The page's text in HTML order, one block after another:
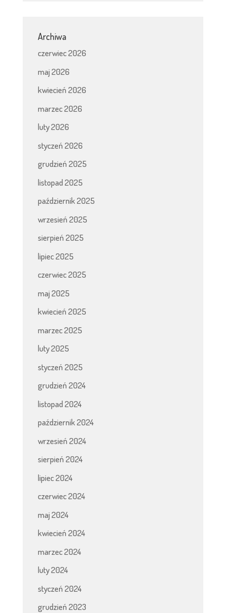
Archiwa
czerwiec 2026
maj 2026
kwiecień 2026
marzec 2026
luty 2026
styczeń 2026
grudzień 2025
listopad 2025
październik 2025
wrzesień 2025
sierpień 2025
lipiec 2025
czerwiec 2025
maj 2025
kwiecień 2025
marzec 2025
luty 2025
styczeń 2025
grudzień 2024
listopad 2024
październik 2024
wrzesień 2024
sierpień 2024
lipiec 2024
czerwiec 2024
maj 2024
kwiecień 2024
marzec 2024
luty 2024
styczeń 2024
grudzień 2023